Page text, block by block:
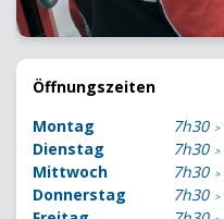
Öffnungszeiten
Montag
7h30
Dienstag
7h30
Mittwoch
7h30
Donnerstag
7h30